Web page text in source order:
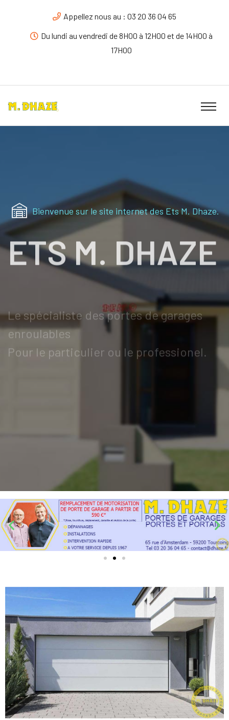
Appellez nous au : 03 20 36 04 65
Du lundi au vendredi de 8H00 à 12H00 et de 14H00 à
17H00
Bienvenue sur le site internet des Ets M. Dhaze.
ETS M. DHAZE
Le spécialiste des portes de garages
Pour le particulier ou le professionel.
03 20 36 04 65